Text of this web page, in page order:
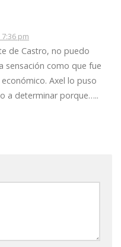
pm
de Castro, no puedo
sensación como que fue
Axel lo puso
a determinar porque…..